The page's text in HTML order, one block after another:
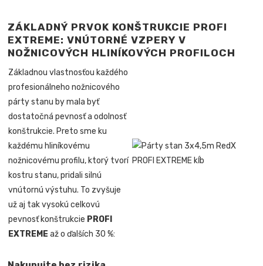
ZÁKLADNÝ PRVOK KONŠTRUKCIE PROFI
EXTREME: VNÚTORNÉ VZPERY V
NOŽNICOVÝCH HLINÍKOVÝCH PROFILOCH
Základnou vlastnosťou každého
profesionálneho nožnicového
párty stanu by mala byť
dostatočná pevnosť a odolnosť
konštrukcie. Preto sme ku
každému hliníkovému
nožnicovému profilu, ktorý tvorí
kostru stanu, pridali silnú
vnútornú výstuhu. To zvyšuje
už aj tak vysokú celkovú
pevnosť konštrukcie PROFI
EXTREME až o ďalších 30 %: